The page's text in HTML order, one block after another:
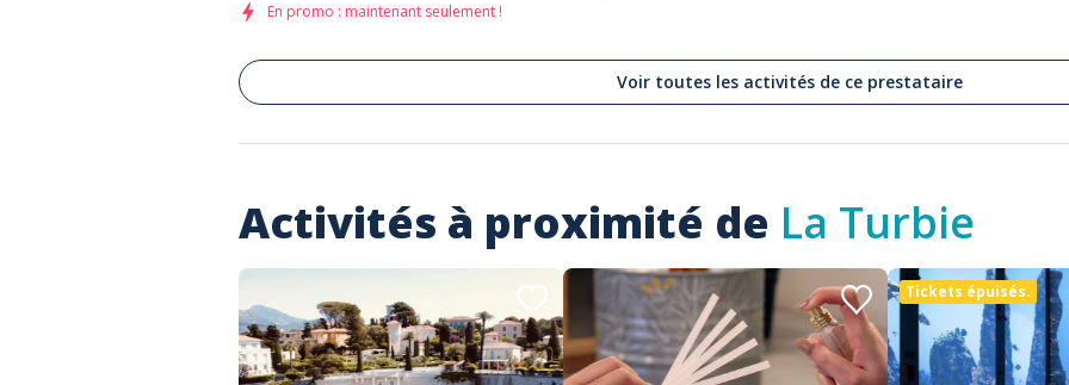
En promo : maintenant seulement !
Voir toutes les activités de ce prestataire
Activités à proximité de La Turbie
Tickets épuisés.